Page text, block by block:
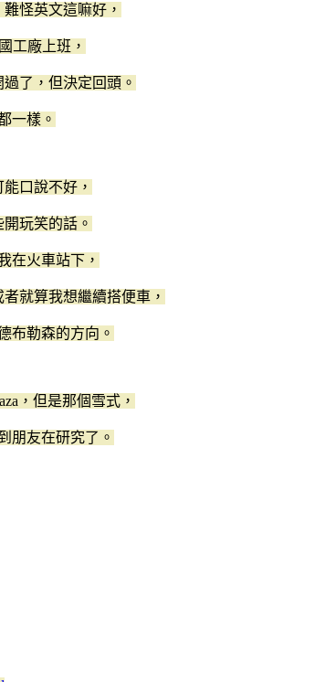
怪英文這嘛好，
工廠上班，
了，但決定回頭。
一樣。
口說不好，
玩笑的話。
在火車站下，
就算我想繼續搭便車，
布勒森的方向。
，但是那個雪式，
朋友在研究了。